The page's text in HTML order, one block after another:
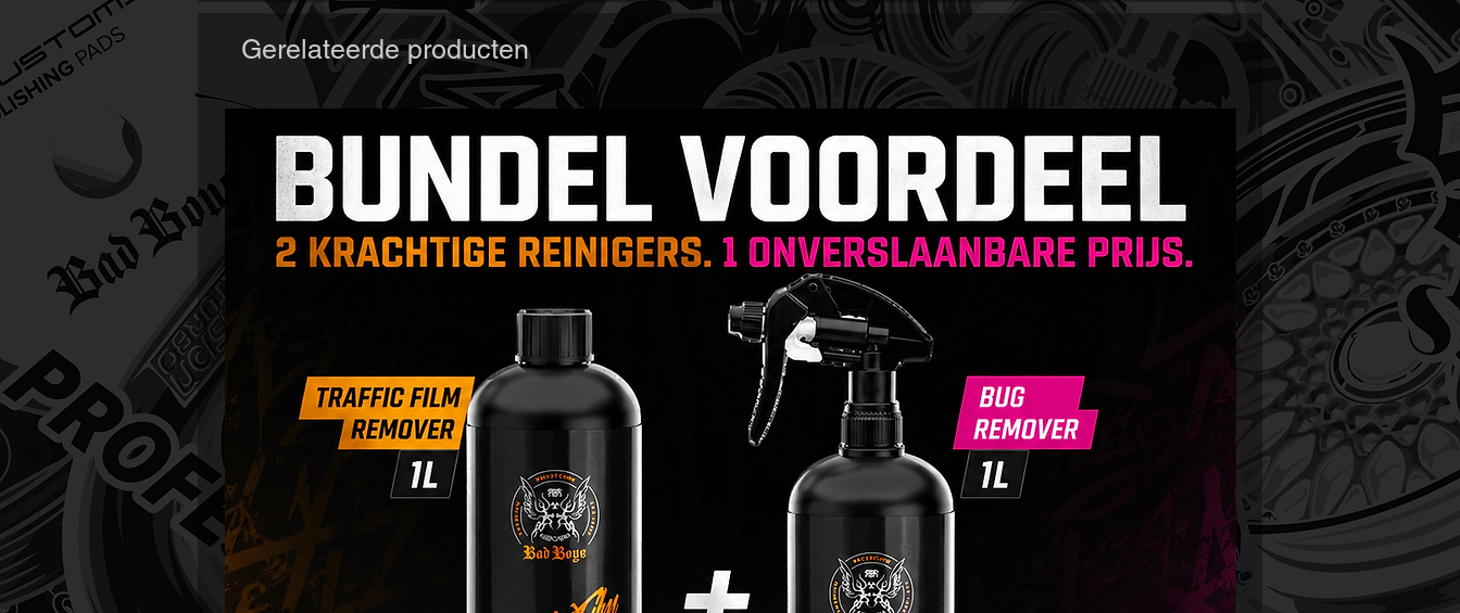
Customs logo
Ideaal voor webshopbestellingen,
beurzen, showrooms of car detailing
studio’s
accessoires of promotiemateriaal
Professionele en nette uitstraling bij
het overhandigen van producten
🧰 Toepassingen:
Voor het verpakken van
dagen
Winkelverpakking of presentatietas
voor RR Customs dealers
Ook geschikt voor accessoires of
samples
Gerelateerde producten